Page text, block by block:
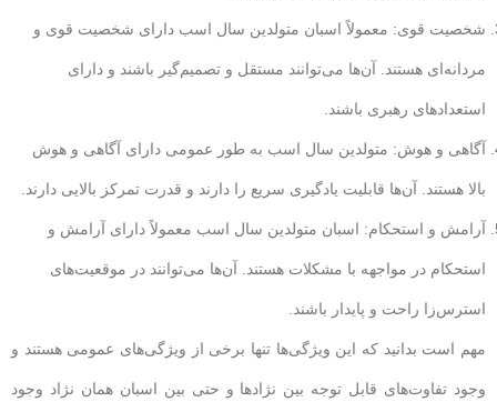
شخصیت قوی: معمولاً اسبان متولدین سال اسب دارای شخصیت قوی و
مردانه‌ای هستند. آن‌ها می‌توانند مستقل و تصمیم‌گیر باشند و دارای
استعدادهای رهبری باشند.
آگاهی و هوش: متولدین سال اسب به طور عمومی دارای آگاهی و هوش
بالا هستند. آن‌ها قابلیت یادگیری سریع را دارند و قدرت تمرکز بالایی دارند.
آرامش و استحکام: اسبان متولدین سال اسب معمولاً دارای آرامش و
استحکام در مواجهه با مشکلات هستند. آن‌ها می‌توانند در موقعیت‌های
استرس‌زا راحت و پایدار باشند.
مهم است بدانید که این ویژگی‌ها تنها برخی از ویژگی‌های عمومی هستند و
وجود تفاوت‌های قابل توجه بین نژادها و حتی بین اسبان همان نژاد وجود